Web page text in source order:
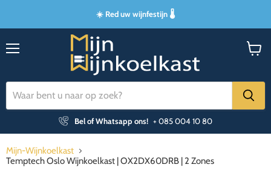
☀️ Red uw wijnfestijn 🌡️
Bel of Whatsapp ons! + 085 004 10 80
Mijn-Wijnkoelkast
Temptech Oslo Wijnkoelkast | OX2DX60DRB | 2 Zones